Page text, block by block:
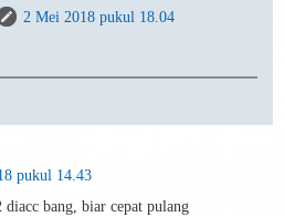
2 Mei 2018 pukul 18.04
pukul 14.43
diacc bang, biar cepat pulang